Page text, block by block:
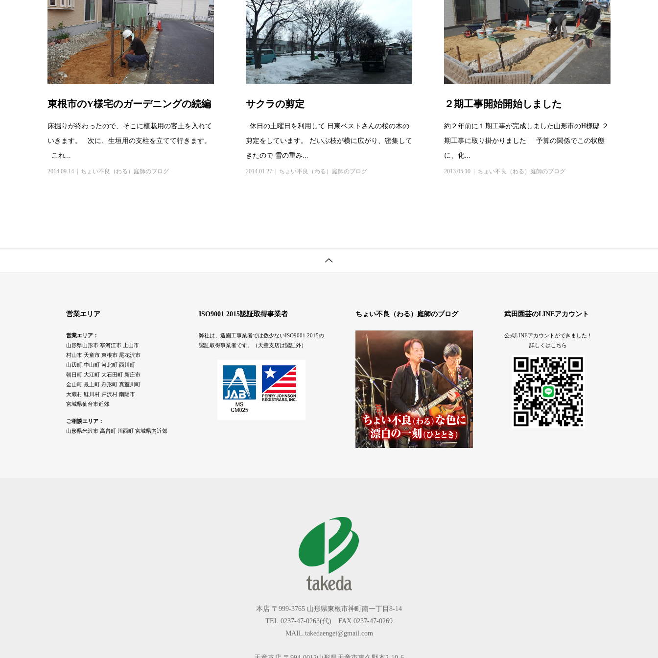
東根市のY様宅のガーデニングの続編
床掘りが終わったので、そこに植栽用の客土を入れて
いきます。 次に、生垣用の支柱を立てて行きます。
これ...
2014.09.14 ちょい不良（わる）庭師のブログ
サクラの剪定
休日の土曜日を利用して 日東ベストさんの桜の木の
剪定をしています。 だいぶ枝が横に広がり、密集して
きたので 雪の重み...
2014.01.27 ちょい不良（わる）庭師のブログ
２期工事開始開始しました
約２年前に１期工事が完成しました山形市のH様邸 ２
期工事に取り掛かりました 予算の関係でこの状態
に、化...
2013.05.10 ちょい不良（わる）庭師のブログ
営業エリア
営業エリア：
山形県山形市 寒河江市 上山市
村山市 天童市 東根市 尾花沢市
山辺町 中山町 河北町 西川町
朝日町 大江町 大石田町 新庄市
金山町 最上町 舟形町 真室川町
大蔵村 鮭川村 戸沢村 南陽市
宮城県仙台市近郊
ご相談エリア：
山形県米沢市 高畠町 川西町 宮城県内近郊
ISO9001 2015認証取得事業者
弊社は、造園工事業者では数少ないISO9001:2015の
認証取得事業者です。（天童支店は認証外）
ちょい不良（わる）庭師のブログ 武田園芸のLINEアカウント
公式LINEアカウントができました！
詳しくはこちら
本店 〒999-3765 山形県東根市神町南一丁目8-14
TEL.0237-47-0263(代) FAX.0237-47-0269
MAIL.takedaengei@gmail.com